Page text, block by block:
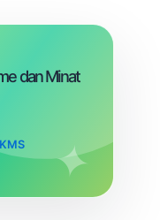
dan Minat